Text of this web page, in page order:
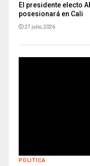
El presidente electo
posesionará en Cali
27 julio, 2026
POLITICA